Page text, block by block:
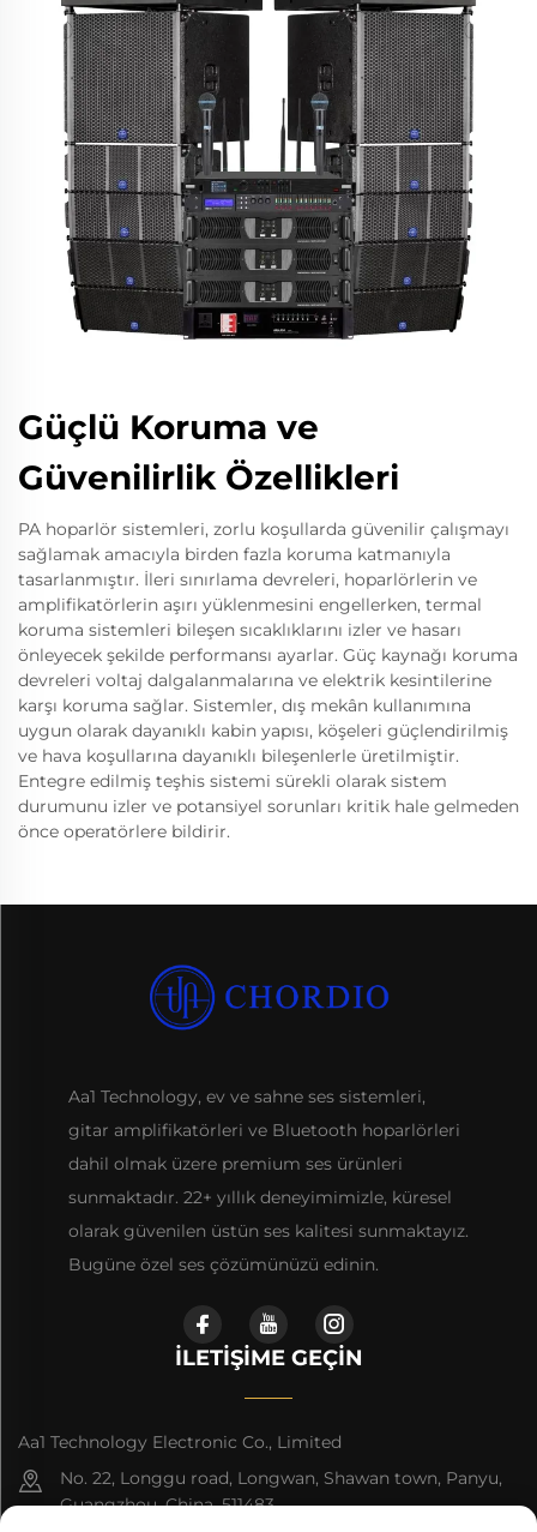
Güçlü Koruma ve
Güvenilirlik Özellikleri
PA hoparlör sistemleri, zorlu koşullarda güvenilir çalışmayı
sağlamak amacıyla birden fazla koruma katmanıyla
tasarlanmıştır. İleri sınırlama devreleri, hoparlörlerin ve
amplifikatörlerin aşırı yüklenmesini engellerken, termal
koruma sistemleri bileşen sıcaklıklarını izler ve hasarı
önleyecek şekilde performansı ayarlar. Güç kaynağı koruma
devreleri voltaj dalgalanmalarına ve elektrik kesintilerine
karşı koruma sağlar. Sistemler, dış mekân kullanımına
uygun olarak dayanıklı kabin yapısı, köşeleri güçlendirilmiş
ve hava koşullarına dayanıklı bileşenlerle üretilmiştir.
Entegre edilmiş teşhis sistemi sürekli olarak sistem
durumunu izler ve potansiyel sorunları kritik hale gelmeden
önce operatörlere bildirir.
Aa1 Technology, ev ve sahne ses sistemleri,
gitar amplifikatörleri ve Bluetooth hoparlörleri
dahil olmak üzere premium ses ürünleri
sunmaktadır. 22+ yıllık deneyimimizle, küresel
olarak güvenilen üstün ses kalitesi sunmaktayız.
Bugüne özel ses çözümünüzü edinin.
İLETIŞIME GEÇIN
Aa1 Technology Electronic Co., Limited
No. 22, Longgu road, Longwan, Shawan town, Panyu,
Guangzhou, China, 511483